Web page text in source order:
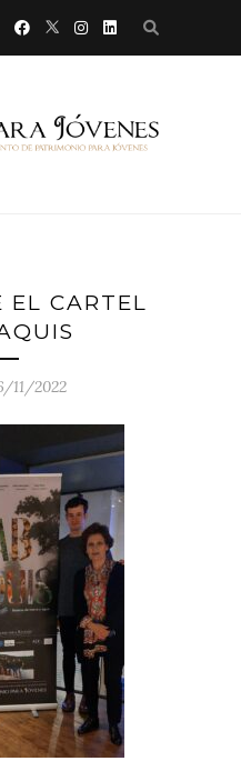
EL CARTEL
11/2022